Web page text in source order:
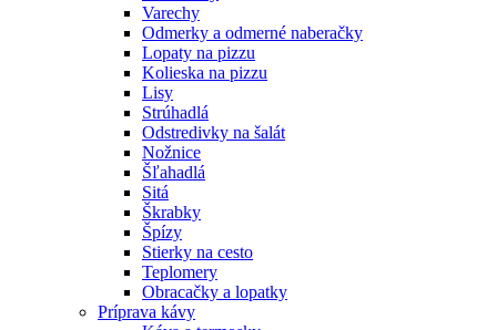
Varechy
Odmerky a odmerné naberačky
Lopaty na pizzu
Kolieska na pizzu
Lisy
Strúhadlá
Odstredivky na šalát
Nožnice
Šľahadlá
Sitá
Škrabky
Špízy
Stierky na cesto
Teplomery
Obracačky a lopatky
Príprava kávy